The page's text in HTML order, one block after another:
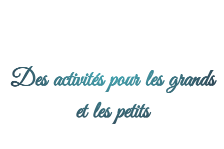
Des activités pour les grands
et les petits